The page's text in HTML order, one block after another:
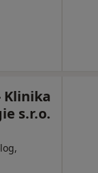
Klinika
s.r.o.